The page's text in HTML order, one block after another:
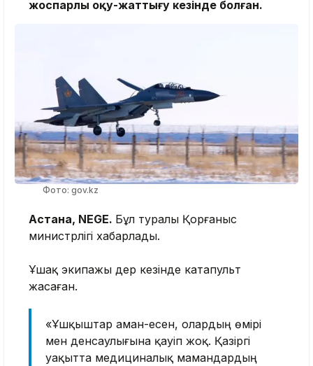
жоспарлы оқу-жаттығу кезінде болған.
Фото: gov.kz
Астана, NEGE. Бұл туралы Қорғаныс
министрлігі хабарлады.
Ұшақ экипажы дер кезінде катапульт
жасаған.
«Ұшқыштар аман-есен, олардың өмірі
мен денсаулығына қауіп жоқ. Қазіргі
уақытта медициналық мамандардың